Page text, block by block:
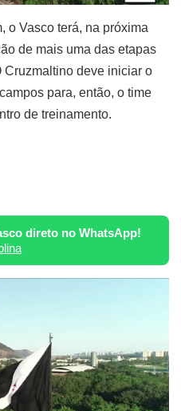
o Vasco terá, na próxima
de mais uma das etapas
Cruzmaltino deve iniciar o
para, então, o time
de treinamento.
direto no WhatsApp!